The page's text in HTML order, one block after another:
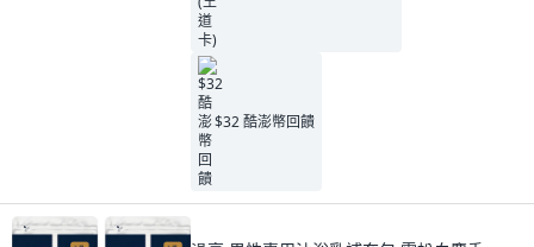
$32 酷澎幣回饋